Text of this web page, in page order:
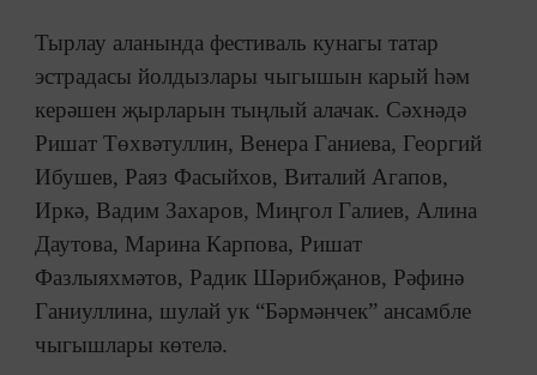
Тырлау аланында фестиваль кунагы татар
эстрадасы йолдызлары чыгышын карый һәм
керәшен җырларын тыңлый алачак. Сәхнәдә
Ришат Төхвәтуллин, Венера Ганиева, Георгий
Ибушев, Раяз Фасыйхов, Виталий Агапов,
Иркә, Вадим Захаров, Миңгол Галиев, Алина
Даутова, Марина Карпова, Ришат
Фазлыяхмәтов, Радик Шәрибҗанов, Рәфинә
Ганиуллина, шулай ук “Бәрмәнчек” ансамбле
чыгышлары көтелә.